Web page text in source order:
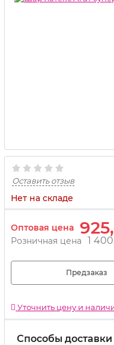
Оставить отзыв
Нет на складе
Оптовая цена
Розничная цена 1
Предзаказ
Уточнить цену и
Способы доставки